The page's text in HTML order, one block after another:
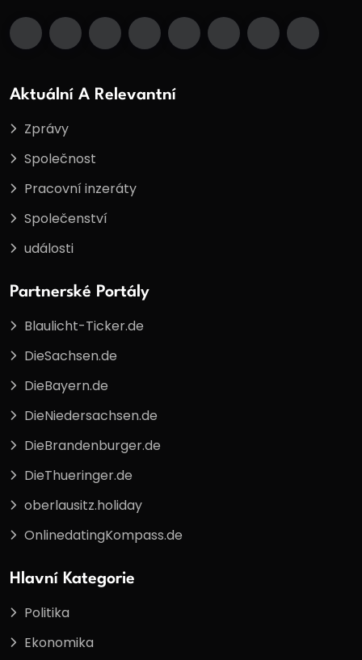
Aktuální A Relevantní
Zprávy
Společnost
Pracovní inzeráty
Společenství
události
Partnerské Portály
Blaulicht-Ticker.de
DieSachsen.de
DieBayern.de
DieNiedersachsen.de
DieBrandenburger.de
DieThueringer.de
oberlausitz.holiday
OnlinedatingKompass.de
Hlavní Kategorie
Politika
Ekonomika